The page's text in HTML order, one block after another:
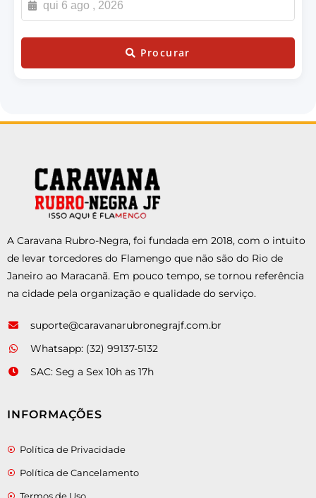
Procurar
A Caravana Rubro-Negra, foi fundada em 2018, com o intuito
de levar torcedores do Flamengo que não são do Rio de
Janeiro ao Maracanã. Em pouco tempo, se tornou referência
na cidade pela organização e qualidade do serviço.
suporte@caravanarubronegrajf.com.br
Whatsapp: (32) 99137-5132
SAC: Seg a Sex 10h as 17h
INFORMAÇÕES
Política de Privacidade
Política de Cancelamento
Termos de Uso